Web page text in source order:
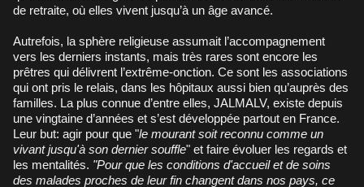
de retraite, où elles vivent jusqu’à un âge avancé.
Autrefois, la sphère religieuse assumait l’accompagnement
vers les derniers instants, mais très rares sont encore les
prêtres qui délivrent l’extrême-onction. Ce sont les associations
qui ont pris le relais, dans les hôpitaux aussi bien qu’auprès des
familles. La plus connue d’entre elles, JALMALV, existe depuis
une vingtaine d’années et s’est développée partout en France.
Leur but: agir pour que "le mourant soit reconnu comme un
vivant jusqu'à son dernier souffle" et faire évoluer les regards et
les mentalités. "Pour que les conditions d'accueil et de soins
des malades proches de leur fin changent dans nos pays, ce